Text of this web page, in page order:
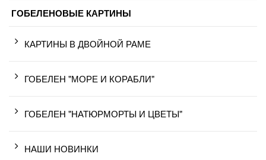
ГОБЕЛЕНОВЫЕ КАРТИНЫ
КАРТИНЫ В ДВОЙНОЙ РАМЕ
ГОБЕЛЕН "МОРЕ И КОРАБЛИ"
ГОБЕЛЕН "НАТЮРМОРТЫ И ЦВЕТЫ"
НАШИ НОВИНКИ